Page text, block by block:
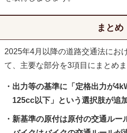
まとめ
2025年4月以降の道路交通法にお
て、主要な部分を3項目にまとめま
出力等の基準に「定格出力が
125cc以下」という選択肢が追
新基準の原付は原付の交通ルー